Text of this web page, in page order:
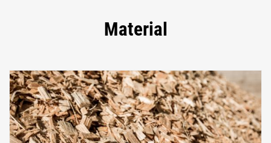
Material